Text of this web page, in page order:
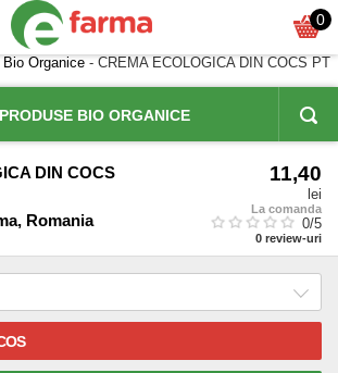
0
Bio Organice - CREMA ECOLOGICA DIN COCS PT
PRODUSE BIO ORGANICE
DIN COCS
Romania
11,40
lei
La comanda
0/5
0 review-uri